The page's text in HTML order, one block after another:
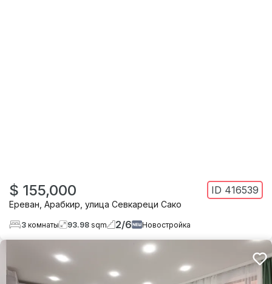
$ 155,000 ID 416539
Ереван Арабкир улица Севкареци Сако
3 комнаты 93.98 sqm 2/6 Новостройка